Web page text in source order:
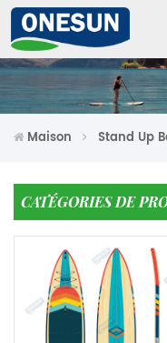
Maison Stand Up
CATÉGORIES DE